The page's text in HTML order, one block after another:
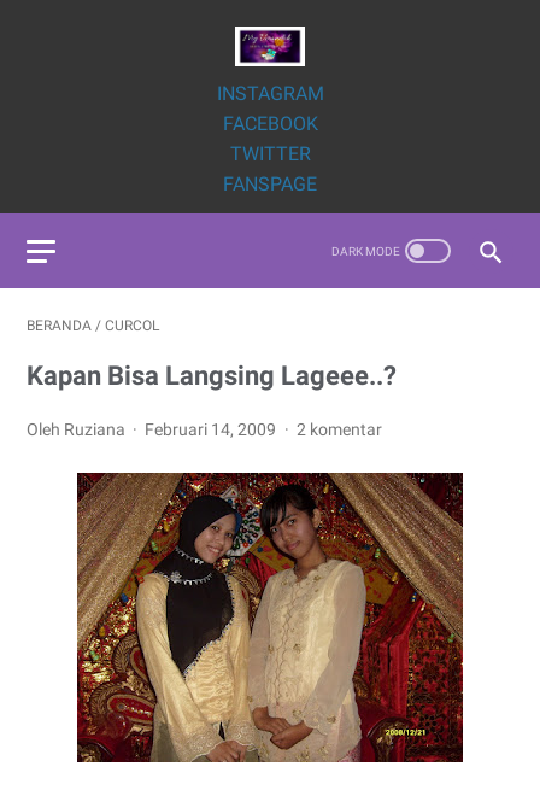
INSTAGRAM
FACEBOOK
TWITTER
FANSPAGE
BERANDA / CURCOL
Kapan Bisa Langsing Lageee..?
Oleh Ruziana Februari 14, 2009 2 komentar